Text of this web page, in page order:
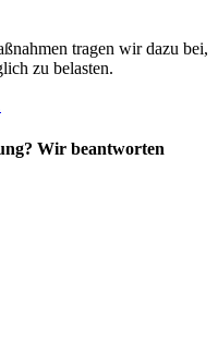
tragen wir dazu bei,
zu belasten.
Wir beantworten